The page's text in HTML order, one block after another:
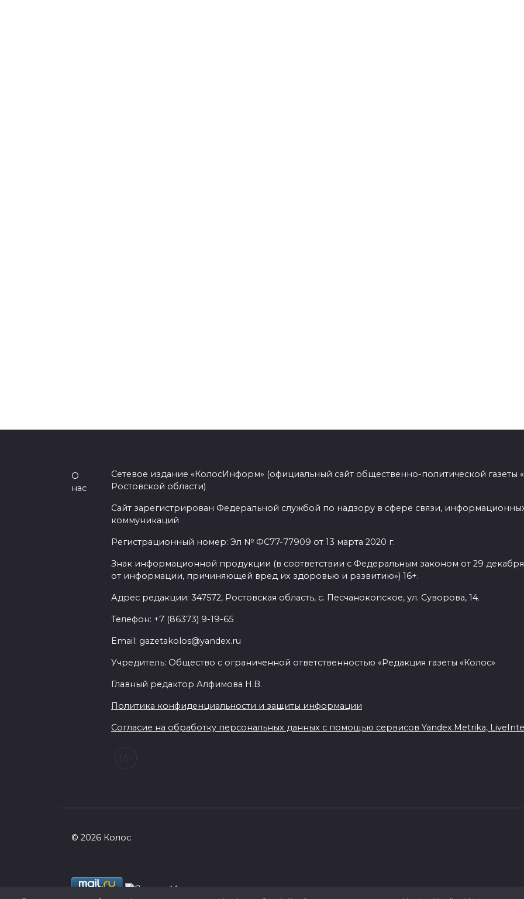
О
нас
Сетевое издание «КолосИнформ» (официальный сайт общественно-политической газеты
Ростовской области)
Сайт зарегистрирован Федеральной службой по надзору в сфере связи,
коммуникаций
Регистрационный номер: Эл № ФС77-77909 от 13 марта 2020 г.
Знак информационной продукции (в соответствии с Федеральным законом от 29
от информации, причиняющей вред их здоровью и развитию») 16+.
Адрес редакции: 347572, Ростовская область, с. Песчанокопское, ул. Суворова, 14.
Телефон: +7 (86373) 9-19-65
Email: gazetakolos@yandex.ru
Учредитель: Общество с ограниченной ответственностью «Редакция газеты «Колос»
Главный редактор Алфимова Н.В.
Политика конфиденциальности и защиты информации
Согласие на обработку персональных данных с помощью сервисов Yandex.Metrika,
© 2026 Колос